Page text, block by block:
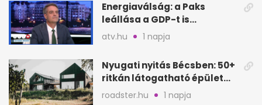
Energiaválság: a Paks
leállása a GDP-t is
megütheti, int az
Oeconomus
atv.hu 1 napja
Nyugati nyitás Bécsben: 50+
ritkán látogatható épület
nyílik meg
roadster.hu 1 napja